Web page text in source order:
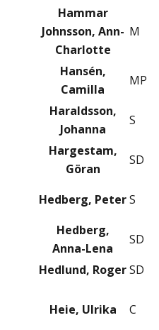
Hammar
Johnsson, Ann-
Charlotte
M
Hansén,
Camilla
MP
Haraldsson,
Johanna
S
Hargestam,
Göran
SD
Hedberg, PeterS
Hedberg,
Anna-Lena
SD
Hedlund, RogerSD
Heie, Ulrika C